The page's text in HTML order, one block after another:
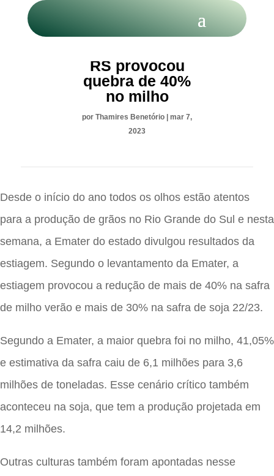
RS provocou
quebra de 40%
no milho
por Thamires Benetório | mar 7,
2023
Desde o início do ano todos os olhos estão atentos
para a produção de grãos no Rio Grande do Sul e nesta
semana, a Emater do estado divulgou resultados da
estiagem. Segundo o levantamento da Emater, a
estiagem provocou a redução de mais de 40% na safra
de milho verão e mais de 30% na safra de soja 22/23.
Segundo a Emater, a maior quebra foi no milho, 41,05%
e estimativa da safra caiu de 6,1 milhões para 3,6
milhões de toneladas. Esse cenário crítico também
aconteceu na soja, que tem a produção projetada em
14,2 milhões.
Outras culturas também foram apontadas nesse